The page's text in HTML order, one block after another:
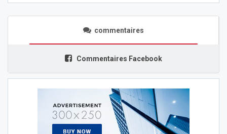
commentaires
Commentaires Facebook